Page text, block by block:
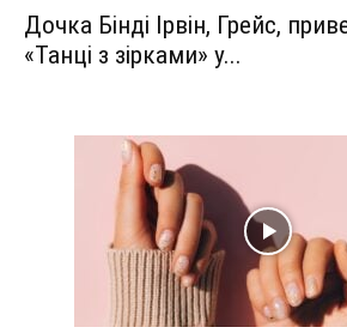
Дочка Бінді Ірвін, Грейс,
«Танці з зірками» у...